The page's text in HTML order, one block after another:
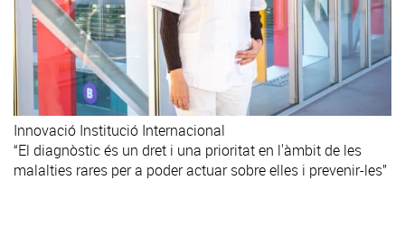
Innovació Institució Internacional
“El diagnòstic és un dret i una prioritat en l'àmbit de les
malalties rares per a poder actuar sobre elles i prevenir-les”